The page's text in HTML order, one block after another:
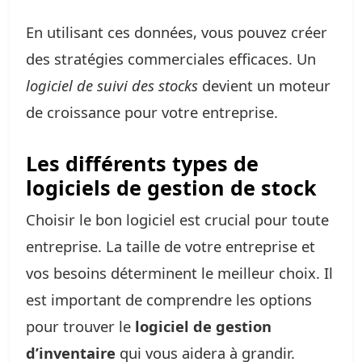
En utilisant ces données, vous pouvez créer
des stratégies commerciales efficaces. Un
logiciel de suivi des stocks devient un moteur
de croissance pour votre entreprise.
Les différents types de
logiciels de gestion de stock
Choisir le bon logiciel est crucial pour toute
entreprise. La taille de votre entreprise et
vos besoins déterminent le meilleur choix. Il
est important de comprendre les options
pour trouver le logiciel de gestion
d’inventaire qui vous aidera à grandir.